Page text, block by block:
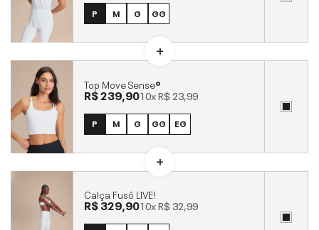
P M G GG
Top Move Sense®
R$ 239,9010xR$ 23,99
P M G GG EG
Calça Fusô LIVE!
R$ 329,9010xR$ 32,99